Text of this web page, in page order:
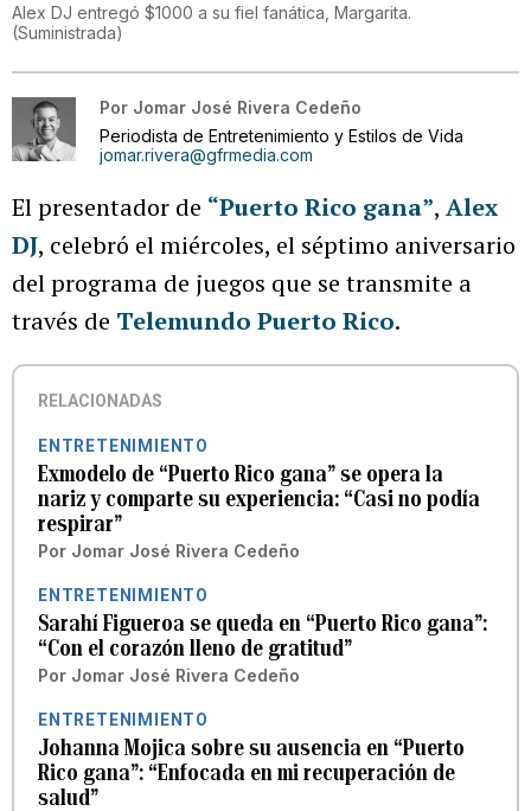
Alex DJ entregó $1000 a su fiel fanática, Margarita.
(Suministrada)
Por Jomar José Rivera Cedeño
Periodista de Entretenimiento y Estilos de Vida
jomar.rivera@gfrmedia.com
El presentador de “Puerto Rico gana”, Alex
DJ, celebró el miércoles, el séptimo aniversario
del programa de juegos que se transmite a
través de Telemundo Puerto Rico.
RELACIONADAS
ENTRETENIMIENTO
Exmodelo de “Puerto Rico gana” se opera la
nariz y comparte su experiencia: “Casi no podía
respirar”
Por Jomar José Rivera Cedeño
ENTRETENIMIENTO
Sarahí Figueroa se queda en “Puerto Rico gana”:
“Con el corazón lleno de gratitud”
Por Jomar José Rivera Cedeño
ENTRETENIMIENTO
Johanna Mojica sobre su ausencia en “Puerto
Rico gana”: “Enfocada en mi recuperación de
salud”